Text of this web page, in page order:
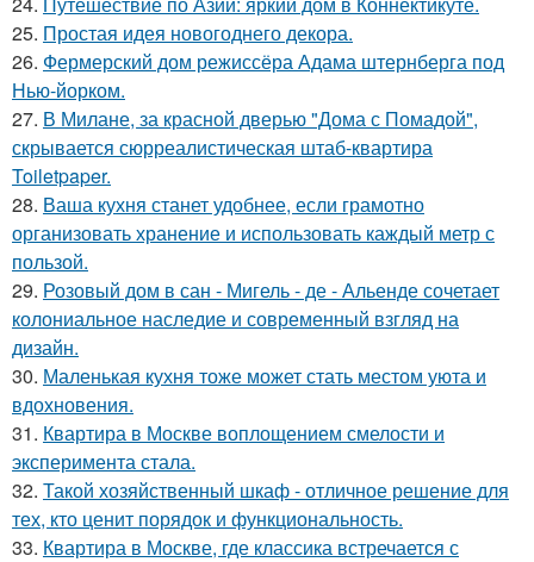
25. Простая идея новогоднего декора.
26. Фермерский дом режиссёра Адама штернберга под
Нью-йорком.
27. В Милане, за красной дверью "Дома с Помадой",
скрывается сюрреалистическая штаб-квартира
Toiletpaper.
28. Ваша кухня станет удобнее, если грамотно
организовать хранение и использовать каждый метр с
пользой.
29. Розовый дом в сан - Мигель - де - Альенде сочетает
колониальное наследие и современный взгляд на
дизайн.
30. Маленькая кухня тоже может стать местом уюта и
вдохновения.
31. Квартира в Москве воплощением смелости и
эксперимента стала.
32. Такой хозяйственный шкаф - отличное решение для
тех, кто ценит порядок и функциональность.
33. Квартира в Москве, где классика встречается с